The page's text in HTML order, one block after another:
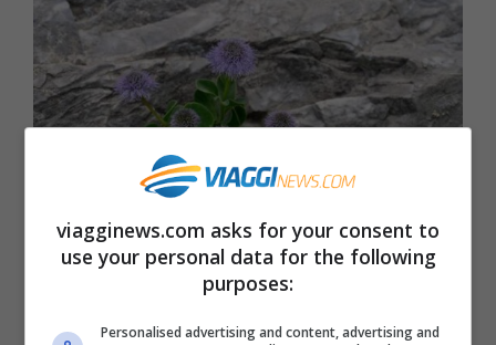
Il Gioiello delle Apuane si guarda, ma non… si tocca!-
viagginews.com asks for your consent to
use your personal data for the following
purposes:
Personalised advertising and content, advertising and